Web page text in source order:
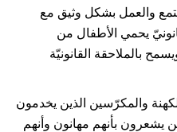
والعمل بشكل وثيق مع
يحمي الأطفال من
بالملاحقة القانونيّة
والمكرّسين الذين يخدمون
يشعرون بأنهم مهانون وأنهم